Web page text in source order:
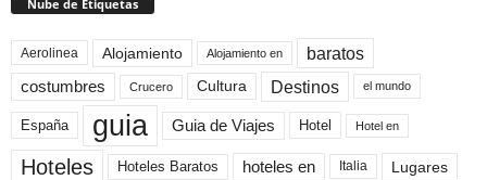
Nube de Etiquetas
Aerolinea Alojamiento Alojamiento en baratos
costumbres Crucero Cultura Destinos el mundo
España guia Guia de Viajes Hotel Hotel en
Hoteles Hoteles Baratos hoteles en Italia Lugares